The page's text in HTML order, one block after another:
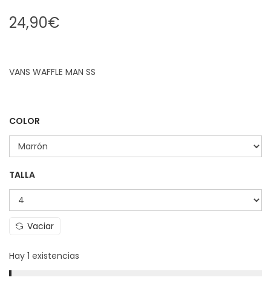
24,90€
VANS WAFFLE MAN SS
COLOR
TALLA
Vaciar
Hay 1 existencias